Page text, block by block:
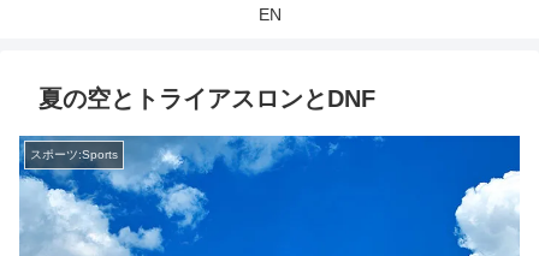
EN
夏の空とトライアスロンとDNF
スポーツ:Sports